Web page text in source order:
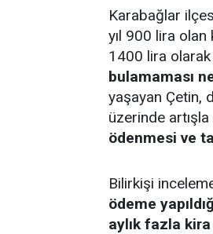
Karabağlar
yıl 900 lira olan
1400 lira olarak
bulamaması
yaşayan Çetin,
üzerinde
ödenmesi ve
Bilirkişi
ödeme
aylık fazla